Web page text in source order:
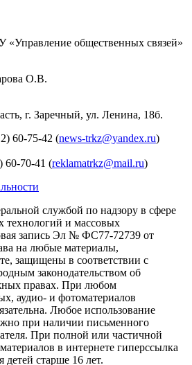
общественных связей»
О.В.
г. Заречный, ул. Ленина, 18б.
60-75-42 (news-trkz@yandex.ru)
60-70-41 (reklamatrkz@mail.ru)
службой по надзору в сфере
технологий и массовых
запись Эл № ФС77-72739 от
на любые материалы,
защищены в соответствии с
законодательством об
правах. При любом
аудио- и фотоматериалов
Любое использование
при наличии письменного
При полной или частичной
в интернете гиперссылка
детей старше 16 лет.